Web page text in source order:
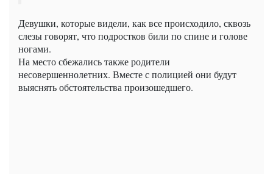
Девушки, которые видели, как все происходило, сквозь
слезы говорят, что подростков били по спине и голове
ногами.
На место сбежались также родители
несовершеннолетних. Вместе с полицией они будут
выяснять обстоятельства произошедшего.